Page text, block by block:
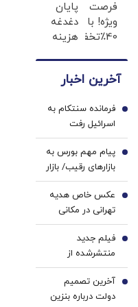
(خرید
ژل
سفیدکننده
لمینت
سفید
میکنه
فرصت
ویژه! با
40٪تخفیف
کامپوزیت
کن
پایان
دغدغه
هزینه
پزشکی
سفید
کننده
خانگی
آخرین اخبار
فرمانده سنتکام به
اسرائیل رفت
1
پیام مهم بورس به
بازارهای رقیب/ بازار
سرمایه وارد
مرحله‌ای جدید از
رشد می‌شود؟
2
عکس خاص هدیه
تهرانی در مکانی
متفاوت
3
فیلم جدید
منتشرشده از
آیت‌الله سیدمجتبی
خامنه‌ای
4
آخرین تصمیم
دولت درباره بنزین
5